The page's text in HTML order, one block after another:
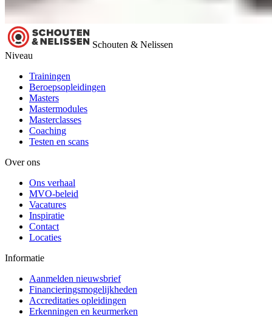
Schouten & Nelissen
Niveau
Trainingen
Beroepsopleidingen
Masters
Mastermodules
Masterclasses
Coaching
Testen en scans
Over ons
Ons verhaal
MVO-beleid
Vacatures
Inspiratie
Contact
Locaties
Informatie
Aanmelden nieuwsbrief
Financieringsmogelijkheden
Accreditaties opleidingen
Erkenningen en keurmerken